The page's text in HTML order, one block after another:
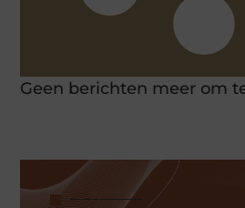
Geen berichten meer om